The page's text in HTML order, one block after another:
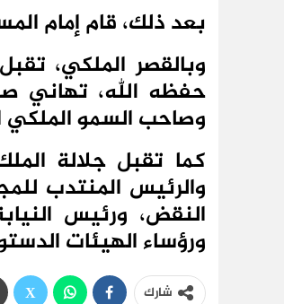
بعد ذلك، قام إمام
وبالقصر الملكي،
حفظه الله، تهاني
وصاحب السمو الملكي
كما تقبل جلالة
والرئيس المنتدب
النقض، ورئيس
ورؤساء الهيئات
شارك